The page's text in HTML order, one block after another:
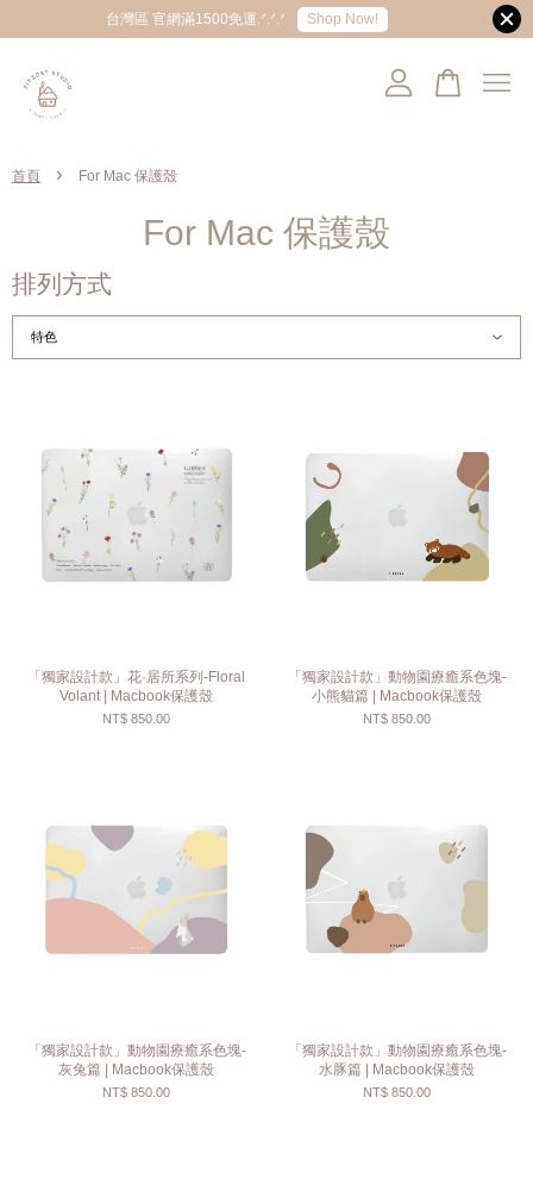
台灣區 官網滿1500免運.ᐟ.ᐟ.ᐟ Shop Now!
首頁 › For Mac 保護殼
For Mac 保護殼
排列方式
「獨家設計款」花·居所系列-Floral
Volant | Macbook保護殼
NT$ 850.00
「獨家設計款」動物園療癒系色塊-
小熊貓篇 | Macbook保護殼
NT$ 850.00
「獨家設計款」動物園療癒系色塊-
灰兔篇 | Macbook保護殼
NT$ 850.00
「獨家設計款」動物園療癒系色塊-
水豚篇 | Macbook保護殼
NT$ 850.00
您的購物車目前還是空的。